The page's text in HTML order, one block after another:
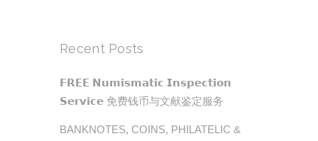
Recent Posts
𝗙𝗥𝗘𝗘 𝗡𝘂𝗺𝗶𝘀𝗺𝗮𝘁𝗶𝗰 𝗜𝗻𝘀𝗽𝗲𝗰𝘁𝗶𝗼𝗻
𝗦𝗲𝗿𝘃𝗶𝗰𝗲 免费钱币与文献鉴定服务
BANKNOTES, COINS, PHILATELIC &